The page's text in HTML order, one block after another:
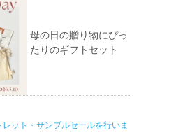
母の日の贈り物にぴっ
たりのギフトセット
レット・サンプルセールを行いま